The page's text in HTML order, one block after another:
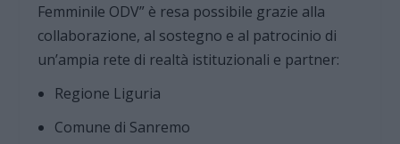
Femminile ODV” è resa possibile grazie alla
collaborazione, al sostegno e al patrocinio di
un’ampia rete di realtà istituzionali e partner:
Regione Liguria
Comune di Sanremo